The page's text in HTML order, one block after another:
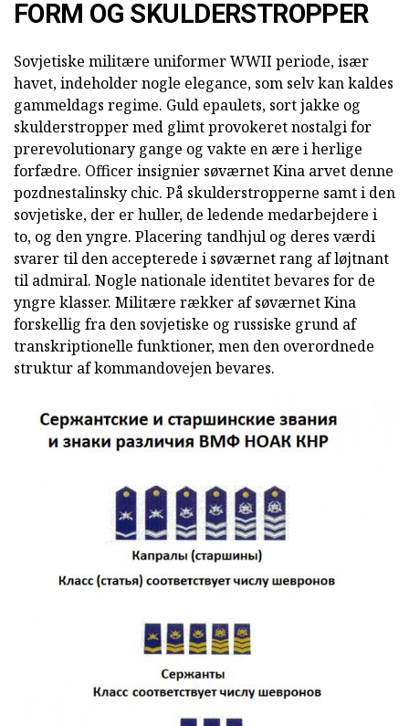
FORM OG SKULDERSTROPPER
Sovjetiske militære uniformer WWII periode, især
havet, indeholder nogle elegance, som selv kan kaldes
gammeldags regime. Guld epaulets, sort jakke og
skulderstropper med glimt provokeret nostalgi for
prerevolutionary gange og vakte en ære i herlige
forfædre. Officer insignier søværnet Kina arvet denne
pozdnestalinsky chic. På skulderstropperne samt i den
sovjetiske, der er huller, de ledende medarbejdere i
to, og den yngre. Placering tandhjul og deres værdi
svarer til den accepterede i søværnet rang af løjtnant
til admiral. Nogle nationale identitet bevares for de
yngre klasser. Militære rækker af søværnet Kina
forskellig fra den sovjetiske og russiske grund af
transkriptionelle funktioner, men den overordnede
struktur af kommandovejen bevares.